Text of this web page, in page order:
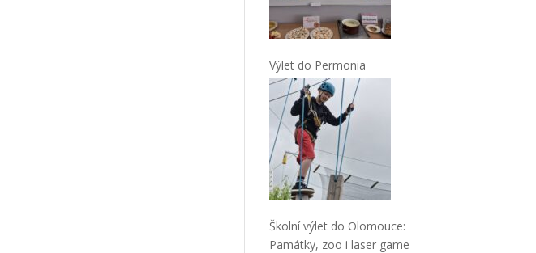
Výlet do Permonia
Školní výlet do Olomouce:
Památky, zoo i laser game